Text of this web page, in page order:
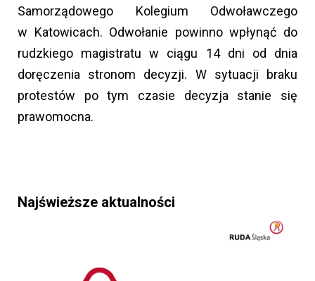
Samorządowego Kolegium Odwoławczego
w Katowicach. Odwołanie powinno wpłynąć do
rudzkiego magistratu w ciągu 14 dni od dnia
doręczenia stronom decyzji. W sytuacji braku
protestów po tym czasie decyzja stanie się
prawomocna.
Najświeższe aktualności